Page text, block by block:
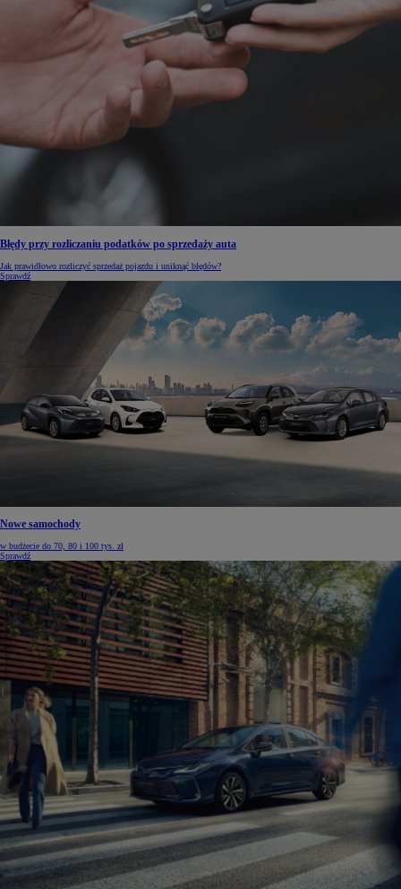
Błędy przy rozliczaniu podatków po sprzedaży auta
Jak prawidłowo rozliczyć sprzedaż pojazdu i uniknąć błędów?
Sprawdź
Nowe samochody
w budżecie do 70, 80 i 100 tys. zł
Sprawdź